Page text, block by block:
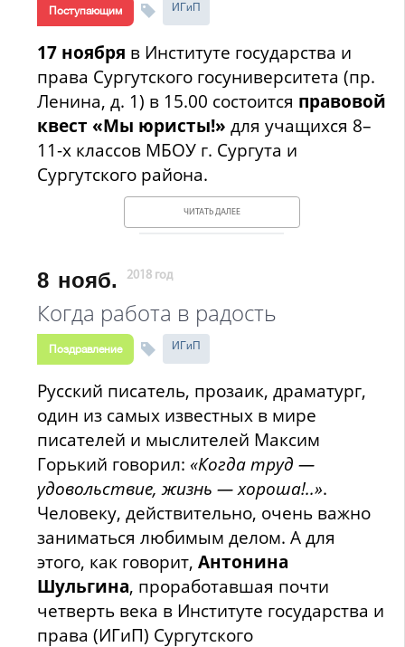
Поступающим ИГиП
17 ноября в Институте государства и
права Сургутского госуниверситета (пр.
Ленина, д. 1) в 15.00 состоится правовой
квест «Мы юристы!» для учащихся 8–
11-х классов МБОУ г. Сургута и
Сургутского района.
ЧИТАТЬ ДАЛЕЕ
8 нояб. 2018 год
Когда работа в радость
Поздравление ИГиП
Русский писатель, прозаик, драматург,
один из самых известных в мире
писателей и мыслителей Максим
Горький говорил: «Когда труд —
удовольствие, жизнь — хороша!..».
Человеку, действительно, очень важно
заниматься любимым делом. А для
этого, как говорит, Антонина
Шульгина, проработавшая почти
четверть века в Институте государства и
права (ИГиП) Сургутского